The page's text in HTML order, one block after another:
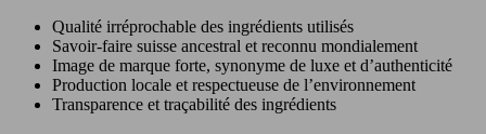
Qualité irréprochable des ingrédients utilisés
Savoir-faire suisse ancestral et reconnu mondialement
Image de marque forte, synonyme de luxe et d’authenticité
Production locale et respectueuse de l’environnement
Transparence et traçabilité des ingrédients